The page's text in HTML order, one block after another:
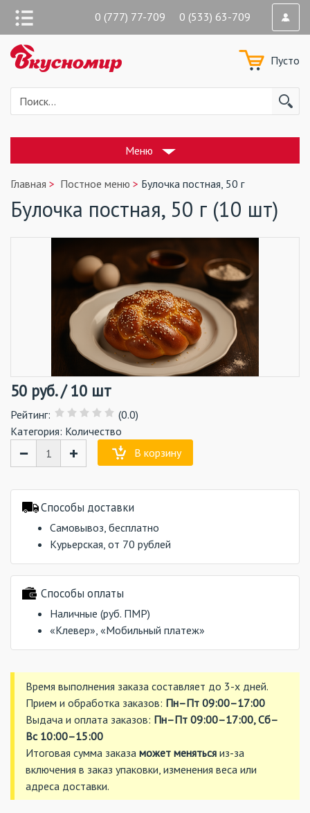
0 (777) 77-709 0 (533) 63-709
Пусто
Меню
Главная Постное меню Булочка постная, 50 г
Булочка постная, 50 г (10 шт)
50 руб./10 шт
Рейтинг:
(0.0)
Категория: Количество
− + В корзину
Способы доставки
Самовывоз, бесплатно
Курьерская, от 70 рублей
Способы оплаты
Наличные (руб. ПМР)
«Клевер», «Мобильный платеж»
Время выполнения заказа составляет до 3-х дней.
Прием и обработка заказов: Пн–Пт 09:00–17:00
Выдача и оплата заказов: Пн–Пт 09:00–17:00, Сб–
Вс 10:00–15:00
Итоговая сумма заказа может меняться из-за
включения в заказ упаковки, изменения веса или
адреса доставки.